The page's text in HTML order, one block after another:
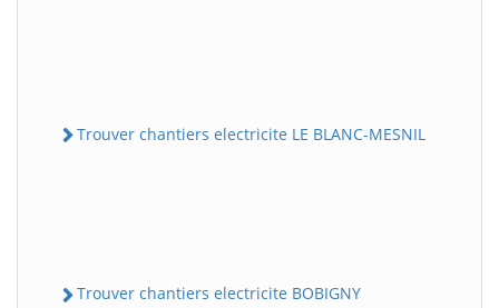
Trouver chantiers electricite LE BLANC-MESNIL
Trouver chantiers electricite BOBIGNY